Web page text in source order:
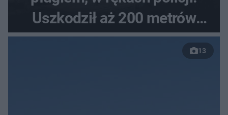
Uszkodził aż 200 metrów
nowej drogi
13